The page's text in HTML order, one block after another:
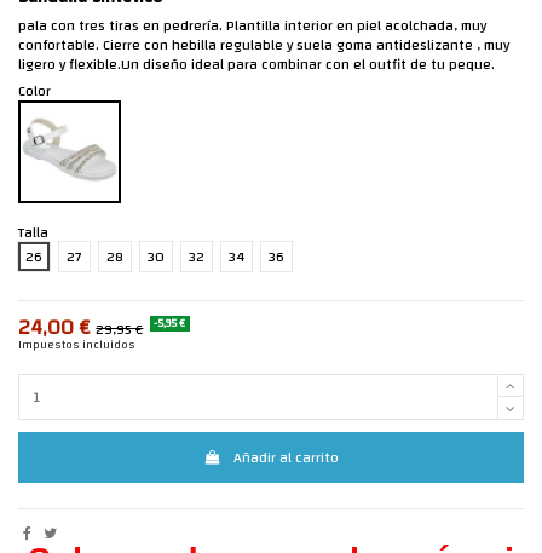
pala con tres tiras en pedrería. Plantilla interior en piel acolchada, muy
confortable. Cierre con hebilla regulable y suela goma antideslizante , muy
ligero y flexible.Un diseño ideal para combinar con el outfit de tu peque.
Color
Talla
26
27 28 30 32 34 36
24,00 € 29,95 € -5,95 €
Impuestos incluidos
Añadir al carrito